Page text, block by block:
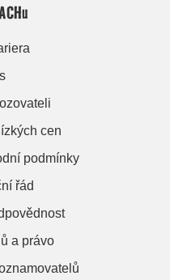
cen
podmínky
řád
a právo